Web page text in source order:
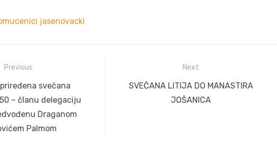
jasenovacki
Previous
svečana
– članu delegaciju
Draganom
Palmom
Next
Next
SVEČANA LITIJA DO MANASTIRA
JOŠANICA